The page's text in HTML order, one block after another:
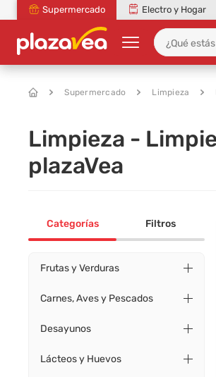
Supermercado Electro y Hogar
Supermercado Limpieza
Limpieza -
plazaVea
Categorías Filtros
Frutas y Verduras
Carnes, Aves y Pescados
Desayunos
Lácteos y Huevos